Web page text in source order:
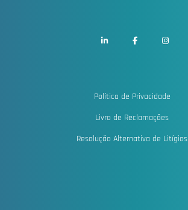
Política de Privacidade
Livro de Reclamações
Resolução Alternativa de Litígios